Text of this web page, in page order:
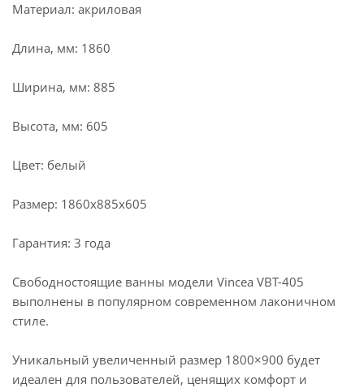
Материал: акриловая
Длина, мм: 1860
Ширина, мм: 885
Высота, мм: 605
Цвет: белый
Размер: 1860x885x605
Гарантия: 3 года
Свободностоящие ванны модели Vincea VBT-405
выполнены в популярном современном лаконичном
стиле.
Уникальный увеличенный размер 1800×900 будет
идеален для пользователей, ценящих комфорт и